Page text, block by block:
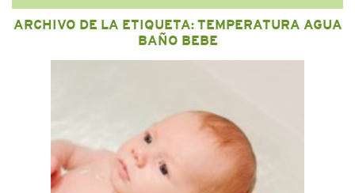
CONSULTAS FRECUENTES
ARCHIVO DE LA ETIQUETA:TEMPERATURA AGUA
BAÑO BEBE